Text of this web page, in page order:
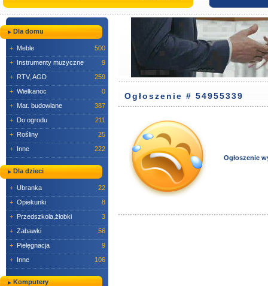
Dla domu
+ Meble
500
+ Instrumenty muzyczne
9
+ RTV, AGD
259
+ Wielkanoc
0
+ Mat. budowlane
387
+ Do ogrodu
211
+ Rośliny
25
+ Inne 222
Dla dzieci
+ Ubranka
22
+ Opiekunki
8
+ Przedszkola,żłobki
3
+ Zabawki
56
+ Pielęgnacja
9
+ Inne 106
Komputery
Ogłoszenie # 54955339
Ogłoszenie